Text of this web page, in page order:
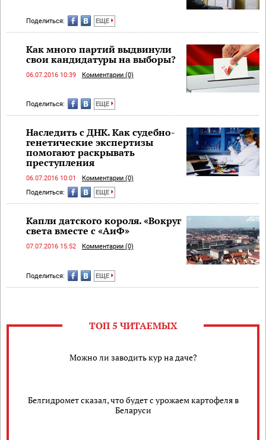
Поделиться: ЕЩЕ
Как много партий выдвинули
свои кандидатуры на выборы?
06.07.2016 10:39 Комментарии (0)
Поделиться: ЕЩЕ
Наследить с ДНК. Как судебно-
генетические экспертизы
помогают раскрывать
преступления
06.07.2016 10:01
Комментарии (0)
Поделиться:
ЕЩЕ
Капли датского короля. «Вокруг
света вместе с «АиФ»
07.07.2016 15:52 Комментарии (0)
Поделиться: ЕЩЕ
ТОП 5 ЧИТАЕМЫХ
Можно ли заводить кур на даче?
Белгидромет сказал, что будет с урожаем картофеля в
Беларуси